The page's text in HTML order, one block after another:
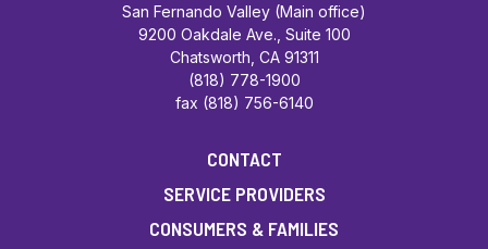
San Fernando Valley (Main office)
9200 Oakdale Ave., Suite 100
Chatsworth, CA 91311
(818) 778-1900
fax (818) 756-6140
CONTACT
SERVICE PROVIDERS
CONSUMERS & FAMILIES